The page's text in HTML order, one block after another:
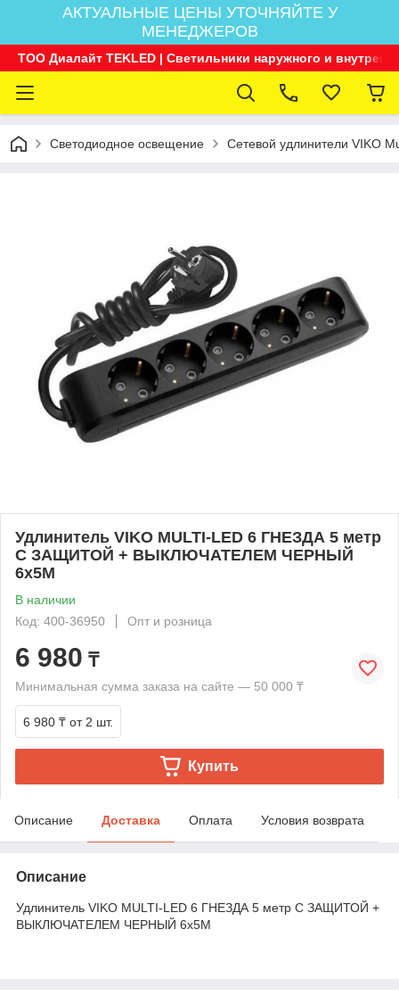
АКТУАЛЬНЫЕ ЦЕНЫ УТОЧНЯЙТЕ У
МЕНЕДЖЕРОВ
ТОО Диалайт TEKLED | Светильники наружного и
Светодиодное освещение Сетевой удлинители VIKO
Удлинитель VIKO MULTI-LED 6 ГНЕЗДА 5 метр
C ЗАЩИТОЙ + ВЫКЛЮЧАТЕЛЕМ ЧЕРНЫЙ
6х5M
В наличии
Код: 400-36950
Опт и розница
6 980 ₸
Минимальная сумма заказа на сайте — 50 000 ₸
6 980 ₸ от 2 шт.
Купить
Описание Доставка Оплата Условия возврата
Описание
Удлинитель VIKO MULTI-LED 6 ГНЕЗДА 5 метр C ЗАЩИТОЙ +
ВЫКЛЮЧАТЕЛЕМ ЧЕРНЫЙ 6х5M